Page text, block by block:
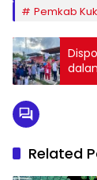
Pemkab
Related